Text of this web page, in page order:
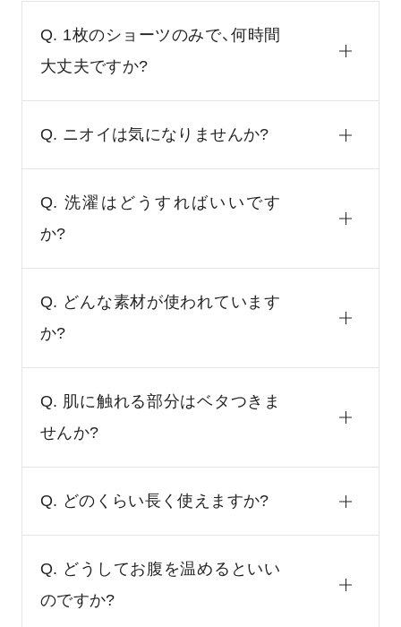
Q. 1枚のショーツのみで、何時間
大丈夫ですか?
Q. ニオイは気になりませんか?
Q. 洗濯はどうすればいいです
か?
Q. どんな素材が使われています
か?
Q. 肌に触れる部分はベタつきま
せんか?
Q. どのくらい長く使えますか?
Q. どうしてお腹を温めるといい
のですか?